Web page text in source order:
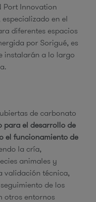
Port Innovation
en el
diferentes espacios
por Sorigué, es
instalarán a lo largo
de carbonato
para el desarrollo de
el funcionamiento de
la cría,
animales y
validación técnica,
de los
otros entornos